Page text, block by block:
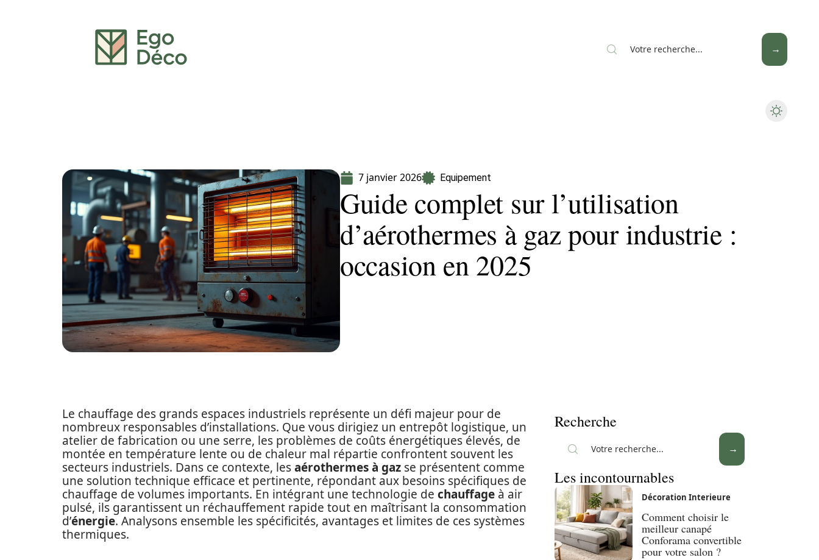
7 janvier 2026 Equipement
Guide complet sur l’utilisation
d’aérothermes à gaz pour industrie :
occasion en 2025
Le chauffage des grands espaces industriels représente un défi majeur pour de
nombreux responsables d’installations. Que vous dirigiez un entrepôt logistique, un
atelier de fabrication ou une serre, les problèmes de coûts énergétiques élevés, de
montée en température lente ou de chaleur mal répartie confrontent souvent les
secteurs industriels. Dans ce contexte, lesaérothermes à gaz se présentent comme
une solution technique efficace et pertinente, répondant aux besoins spécifiques de
chauffage de volumes importants. En intégrant une technologie de chauffage à air
pulsé, ils garantissent un réchauffement rapide tout en maîtrisant la consommation
d’énergie. Analysons ensemble les spécificités, avantages et limites de ces systèmes
thermiques.
Recherche
Les incontournables
Décoration Interieure
Comment choisir le
meilleur canapé
Conforama convertible
pour votre salon ?